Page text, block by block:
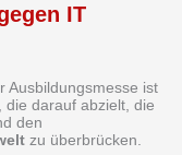
IT
Ausbildungsmesse ist
die darauf abzielt, die
den
zu überbrücken.